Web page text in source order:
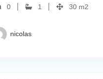
0 1 30 m2
nicolas